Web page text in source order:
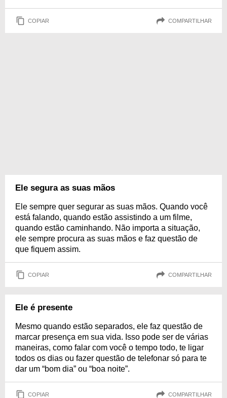
COPIAR COMPARTILHAR
Ele segura as suas mãos
Ele sempre quer segurar as suas mãos. Quando você
está falando, quando estão assistindo a um filme,
quando estão caminhando. Não importa a situação,
ele sempre procura as suas mãos e faz questão de
que fiquem assim.
COPIAR COMPARTILHAR
Ele é presente
Mesmo quando estão separados, ele faz questão de
marcar presença em sua vida. Isso pode ser de várias
maneiras, como falar com você o tempo todo, te ligar
todos os dias ou fazer questão de telefonar só para te
dar um “bom dia” ou “boa noite”.
COPIAR COMPARTILHAR